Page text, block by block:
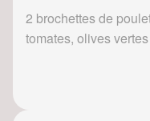
2 brochettes de
tomates, olives vertes